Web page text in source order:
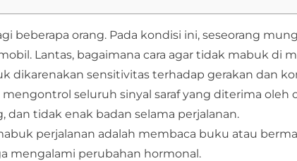
beberapa orang. Pada kondisi ini, seseorang
Lantas, bagaimana cara agar tidak mabuk di
dikarenakan sensitivitas terhadap gerakan dan
seluruh sinyal saraf yang diterima oleh
dan tidak enak badan selama perjalanan.
perjalanan adalah membaca buku atau
mengalami perubahan hormonal.